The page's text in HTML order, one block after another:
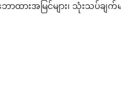
အမြင်များ၊ သုံးသပ်ချက်မ